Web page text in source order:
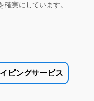
実にしています。
ピングサービス